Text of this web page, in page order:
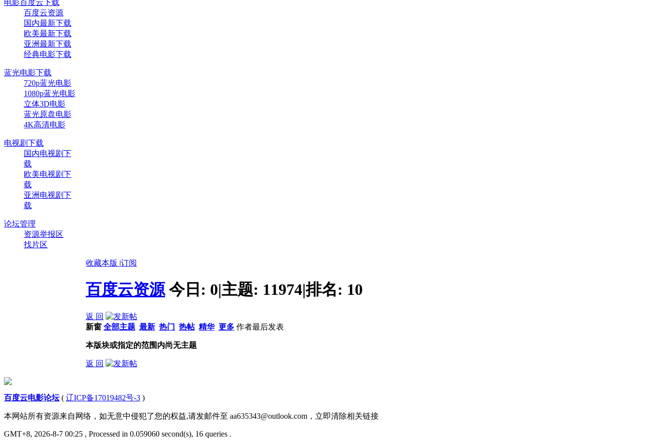
电影百度云下载
百度云资源
国内最新下载
欧美最新下载
亚洲最新下载
经典电影下载
蓝光电影下载
720p蓝光电影
1080p蓝光电影
立体3D电影
蓝光原盘电影
4K高清电影
电视剧下载
国内电视剧下
载
欧美电视剧下
载
亚洲电视剧下
载
论坛管理
资源举报区
找片区
收藏本版 |订阅
百度云资源 今日: 0|主题: 11974|排名: 10
返 回
新窗 全部主题 最新 热门 热帖 精华 更多 作者最后发表
本版块或指定的范围内尚无主题
返 回
百度云电影论坛( 辽ICP备17019482号-3 )
本网站所有资源来自网络，如无意中侵犯了您的权益,请发邮件至 aa635343@outlook.com ，立即清除相关链接
GMT+8, 2026-8-7 00:25 , Processed in 0.059060 second(s), 16 queries .